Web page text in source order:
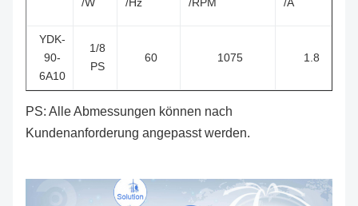
YDK-
90-
6A10
1/8
PS
60 1075 1.8
PS: Alle Abmessungen können nach
Kundenanforderung angepasst werden.